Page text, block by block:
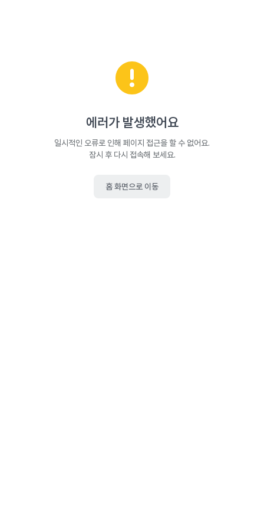
에러가 발생했어요
일시적인 오류로 인해 페이지 접근을 할 수 없어요.
잠시 후 다시 접속해 보세요.
홈 화면으로 이동